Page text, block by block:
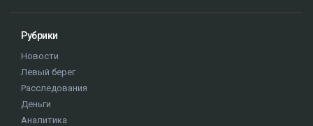
Рубрики
Новости
Левый берег
Расследования
Деньги
Аналитика